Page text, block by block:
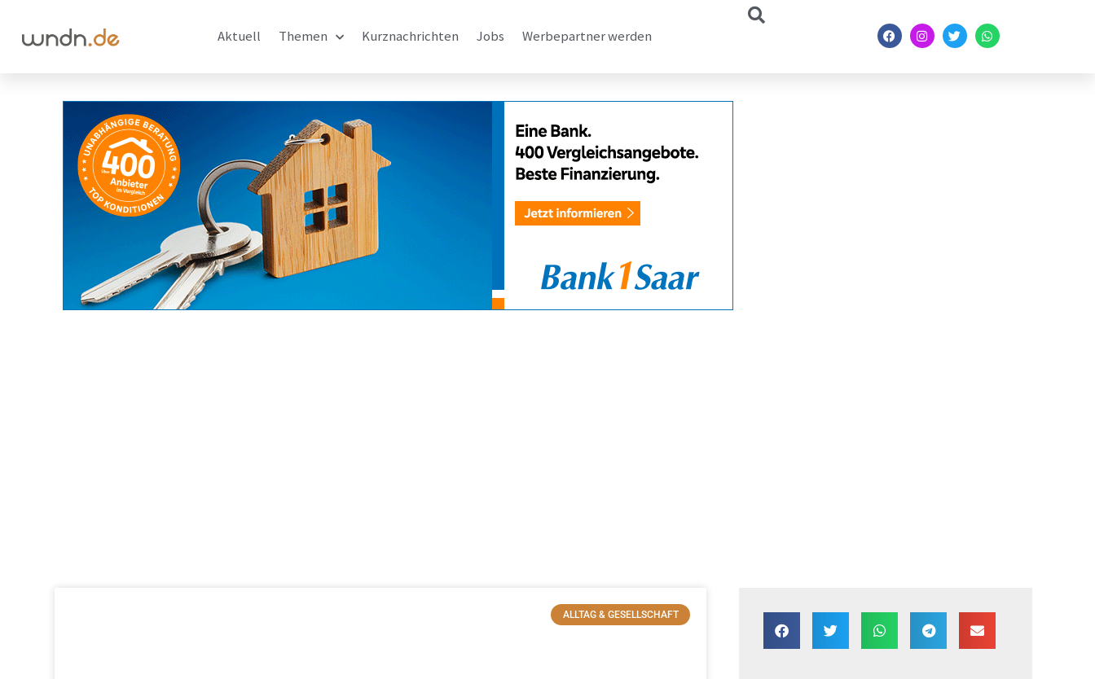
Aktuell Themen Kurznachrichten Jobs Werbepartner werden
ALLTAG & GESELLSCHAFT